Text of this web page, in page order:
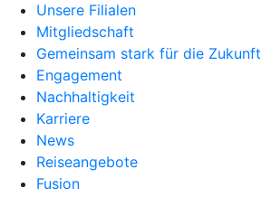
Unsere Filialen
Mitgliedschaft
Gemeinsam stark für die Zukunft
Engagement
Nachhaltigkeit
Karriere
News
Reiseangebote
Fusion